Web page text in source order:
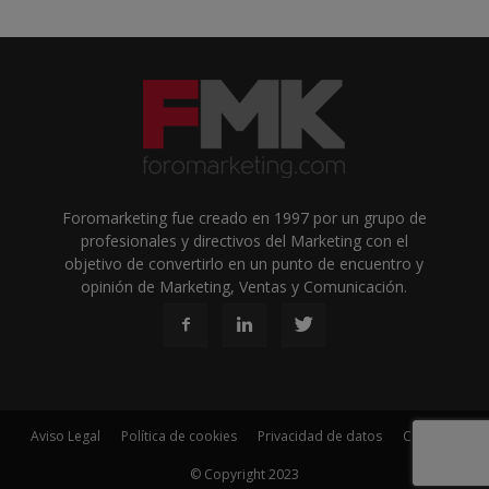
Foromarketing fue creado en 1997 por un grupo de
profesionales y directivos del Marketing con el
objetivo de convertirlo en un punto de encuentro y
opinión de Marketing, Ventas y Comunicación.
Aviso Legal Política de cookies Privacidad de datos Contacto
© Copyright 2023